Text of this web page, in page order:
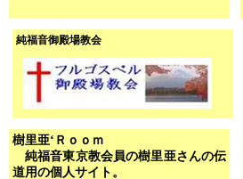
樹里亜‘Ｒｏｏｍ
純福音東京教会員の樹里亜さんの伝
道用の個人サイト。
純福音御殿場教会